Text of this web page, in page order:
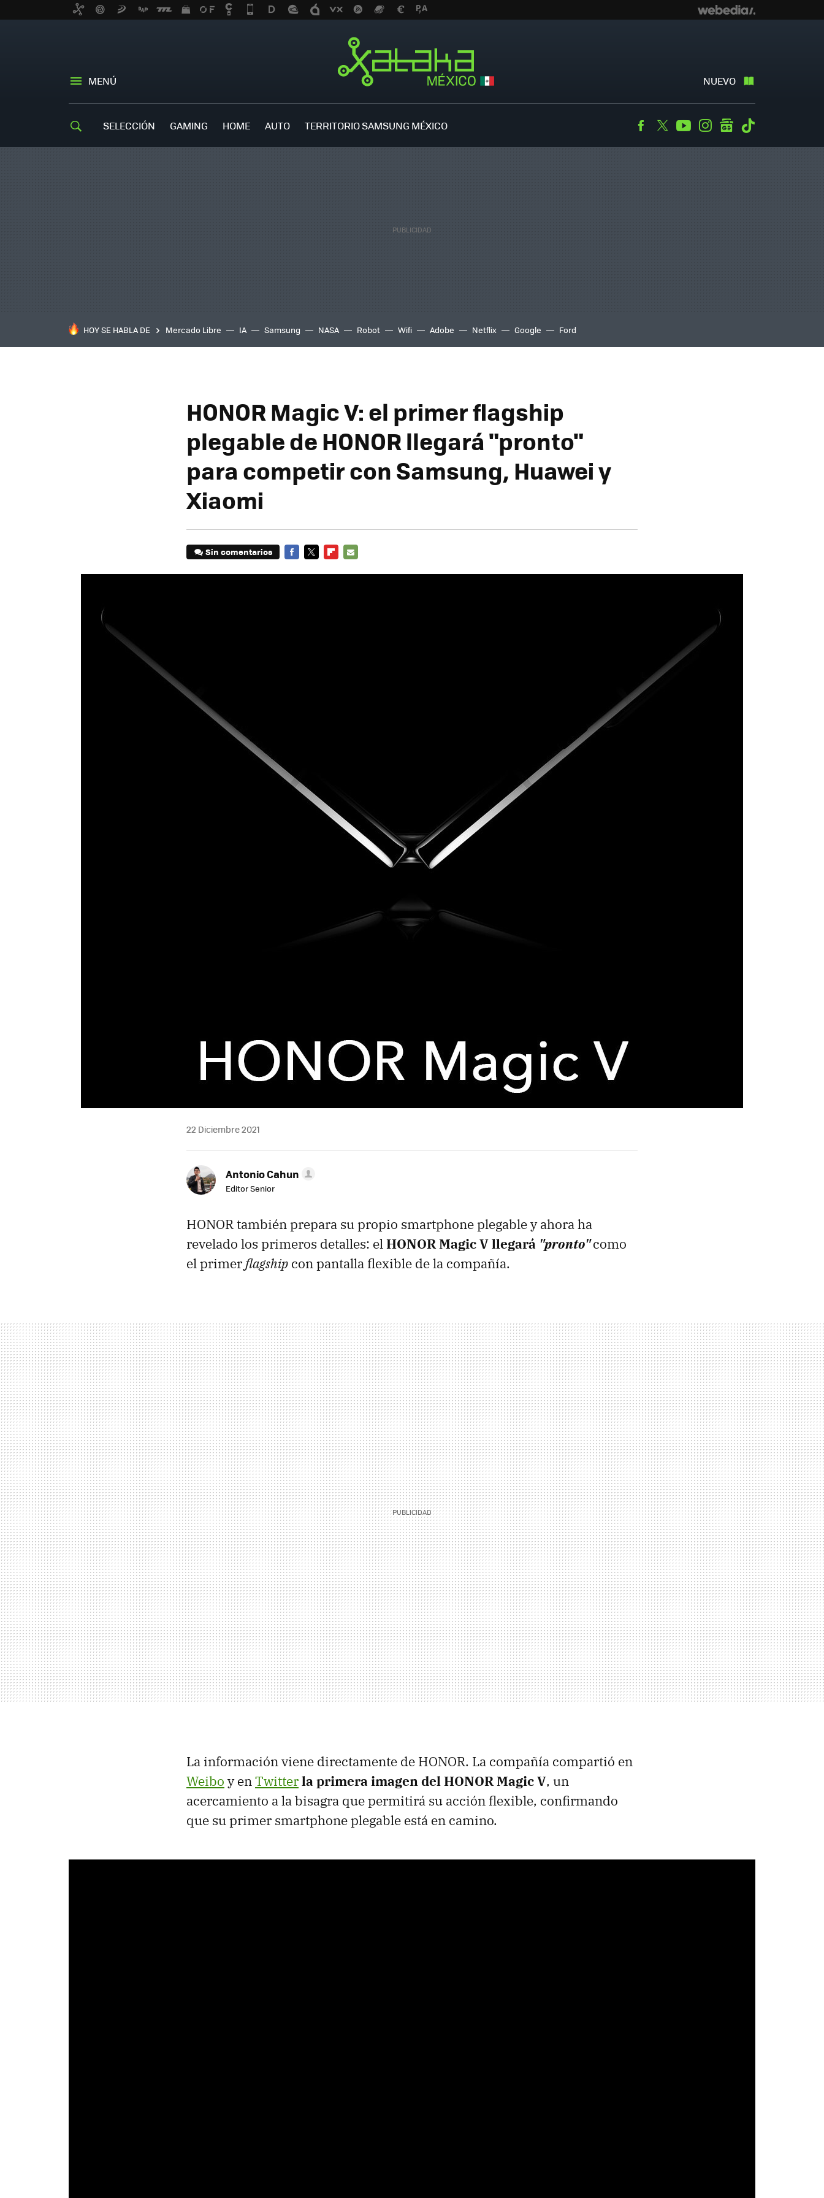
MENÚ NUEVO
SELECCIÓN GAMING HOME AUTO TERRITORIO SAMSUNG MÉXICO Facebook
TwitterYoutubeInstagramgooglenews
HOY SE HABLA DE Mercado Libre IA Samsung NASA Robot Wifi Adobe Netflix Google Ford
HONOR Magic V: el primer flagship
plegable de HONOR llegará "pronto"
para competir con Samsung, Huawei y
Xiaomi
Sin comentarios
22 Diciembre 2021
Antonio Cahun
Editor Senior
HONOR también prepara su propio smartphone plegable y ahora ha
revelado los primeros detalles: elHONOR Magic V llegará "pronto"como
el primerflagship con pantalla flexible de la compañía.
La información viene directamente de HONOR. La compañía compartió en
Weibo y enTwitterla primera imagen del HONOR Magic V, un
acercamiento a la bisagra que permitirá su acción flexible, confirmando
que su primer smartphone plegable está en camino.